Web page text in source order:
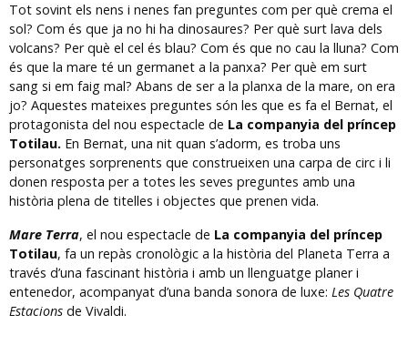
Tot sovint els nens i nenes fan preguntes com per què crema el
sol? Com és que ja no hi ha dinosaures? Per què surt lava dels
volcans? Per què el cel és blau? Com és que no cau la lluna? Com
és que la mare té un germanet a la panxa? Per què em surt
sang si em faig mal? Abans de ser a la planxa de la mare, on era
jo? Aquestes mateixes preguntes són les que es fa el Bernat, el
protagonista del nou espectacle de La companyia del príncep
Totilau. En Bernat, una nit quan s’adorm, es troba uns
personatges sorprenents que construeixen una carpa de circ i li
donen resposta per a totes les seves preguntes amb una
història plena de titelles i objectes que prenen vida.
Mare Terra, el nou espectacle de La companyia del príncep
Totilau, fa un repàs cronològic a la història del Planeta Terra a
través d’una fascinant història i amb un llenguatge planer i
entenedor, acompanyat d’una banda sonora de luxe: Les Quatre
Estacions de Vivaldi.